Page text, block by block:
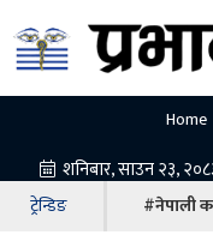
Home
ट्रेन्डिङ #नेपाली